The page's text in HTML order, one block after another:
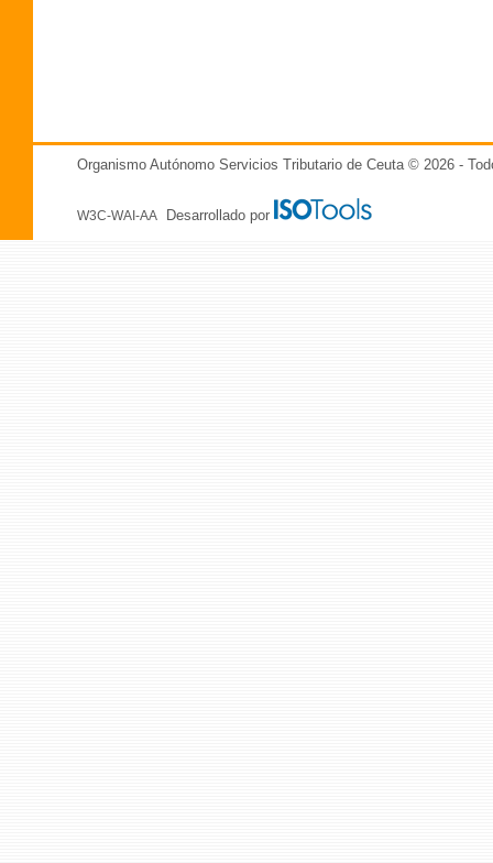
Organismo Autónomo Servicios Tributario de Ceuta © 2026 -
W3C-WAI-AA Desarrollado por